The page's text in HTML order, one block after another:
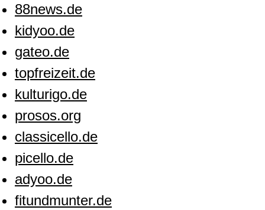
88news.de
kidyoo.de
gateo.de
topfreizeit.de
kulturigo.de
prosos.org
classicello.de
picello.de
adyoo.de
fitundmunter.de